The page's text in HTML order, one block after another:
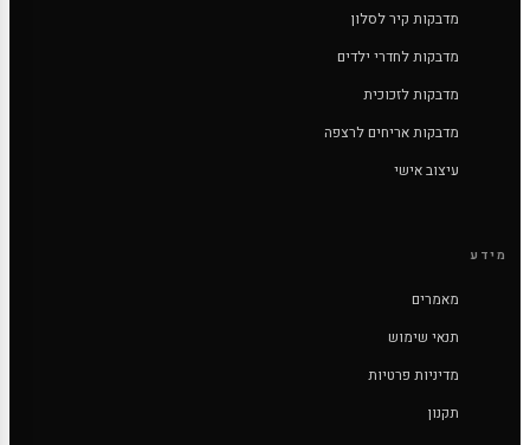
מדבקות קיר לסלון
מדבקות לחדרי ילדים
מדבקות לזכוכית
מדבקות אריחים לרצפה
עיצוב אישי
מידע
מאמרים
תנאי שימוש
מדיניות פרטיות
תקנון